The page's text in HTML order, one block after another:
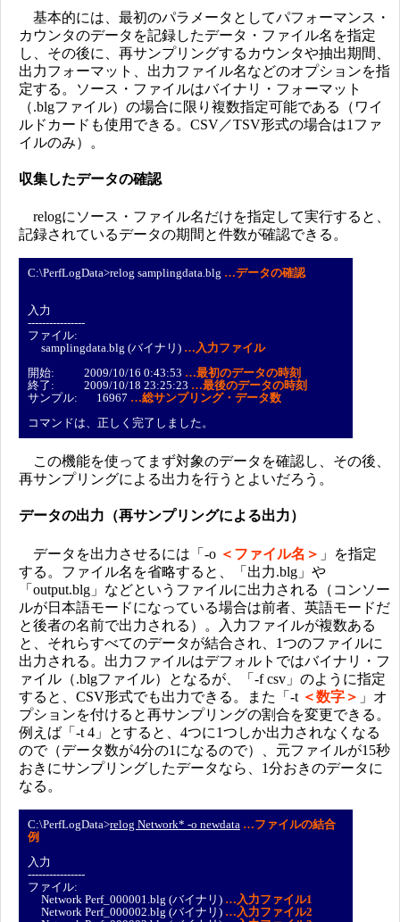
基本的には、最初のパラメータとしてパフォーマンス・
カウンタのデータを記録したデータ・ファイル名を指定
し、その後に、再サンプリングするカウンタや抽出期間、
出力フォーマット、出力ファイル名などのオプションを指
定する。ソース・ファイルはバイナリ・フォーマット
（.blgファイル）の場合に限り複数指定可能である（ワイ
ルドカードも使用できる。CSV／TSV形式の場合は1ファ
イルのみ）。
収集したデータの確認
relogにソース・ファイル名だけを指定して実行すると、
記録されているデータの期間と件数が確認できる。
C:\PerfLogData>relog samplingdata.blg …データの確認
入力
----------------
ファイル:
samplingdata.blg (バイナリ) …入力ファイル
開始: 2009/10/16 0:43:53 …最初のデータの時刻
終了: 2009/10/18 23:25:23 …最後のデータの時刻
サンプル: 16967 …総サンプリング・データ数
コマンドは、正しく完了しました。
この機能を使ってまず対象のデータを確認し、その後、
再サンプリングによる出力を行うとよいだろう。
データの出力（再サンプリングによる出力）
データを出力させるには「-o ＜ファイル名＞ 」を指定
する。ファイル名を省略すると、「出力.blg」や
「output.blg」などというファイルに出力される（コンソー
ルが日本語モードになっている場合は前者、英語モードだ
と後者の名前で出力される）。入力ファイルが複数ある
と、それらすべてのデータが結合され、1つのファイルに
出力される。出力ファイルはデフォルトではバイナリ・フ
ァイル（.blgファイル）となるが、「-f csv」のように指定
すると、CSV形式でも出力できる。また「-t ＜数字＞ 」オ
プションを付けると再サンプリングの割合を変更できる。
例えば「-t 4」とすると、4つに1つしか出力されなくなる
ので（データ数が4分の1になるので）、元ファイルが15秒
おきにサンプリングしたデータなら、1分おきのデータに
なる。
C:\PerfLogData>relog Network* -o newdata …ファイルの結合
例
入力
----------------
ファイル:
Network Perf_000001.blg (バイナリ) …入力ファイル1
Network Perf_000002.blg (バイナリ) …入力ファイル2